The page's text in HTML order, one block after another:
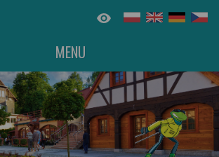
MENU